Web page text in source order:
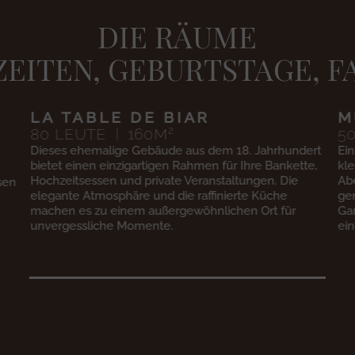
DIE RÄUME
GEBURTSTAGE,
MUSIKZIMMER
50 LEUTE 50M2
Ein raffinierter Raum für Ihre privaten Empfänge in
kleinen Gruppen, ideal für einen Cocktail, ein privates
Abendessen oder einen Geburtstag. Seine
gemütliche Atmosphäre und seine Offenheit zum
Garten machen es zu einem privilegierten Ort für
einen außergewöhnlichen Moment.
50